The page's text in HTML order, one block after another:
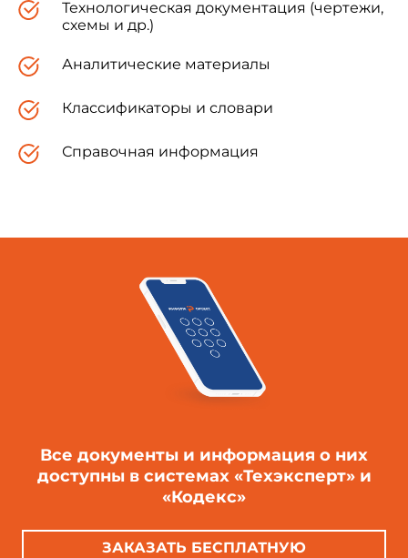
Технологическая документация (чертежи,
схемы и др.)
Аналитические материалы
Классификаторы и словари
Справочная информация
Все документы и информация о них
доступны в системах «Техэксперт» и
«Кодекс»
ЗАКАЗАТЬ БЕСПЛАТНУЮ